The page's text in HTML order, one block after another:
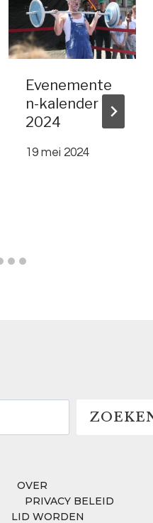
Evenemente
n-kalender
2024
19 mei 2024
OVER
PRIVACY BELEID
LID WORDEN